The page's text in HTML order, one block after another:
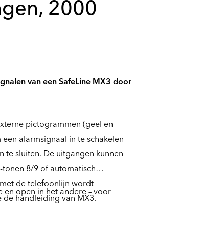
2000
van een SafeLine MX3 door
pictogrammen (geel en
alarmsignaal in te schakelen
te sluiten. De uitgangen kunnen
8/9 of automatisch
de telefoonlijn wordt
handleiding van MX3.
en open in het andere – voor